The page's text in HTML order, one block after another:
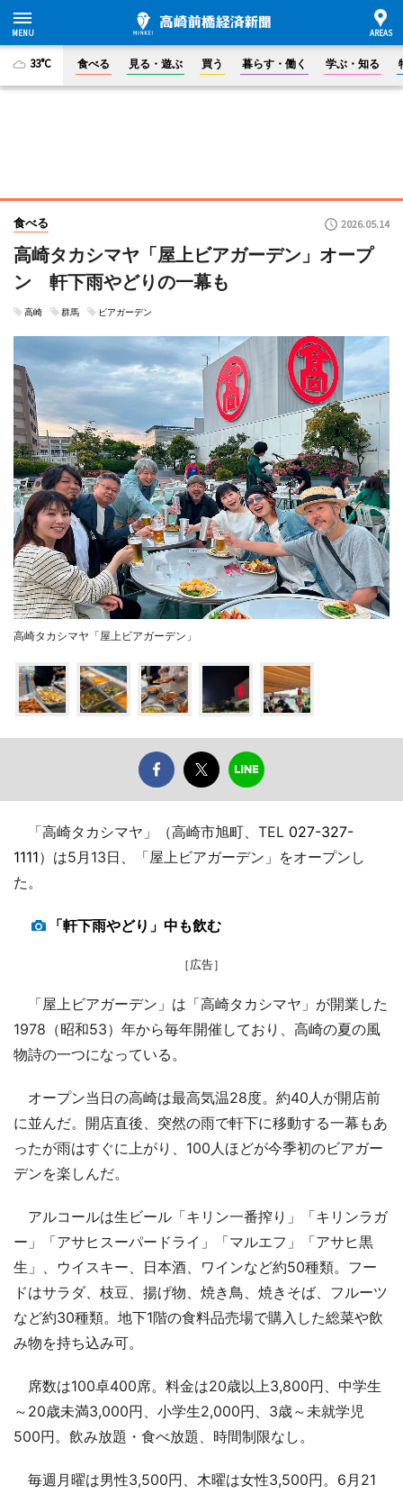
33°C 食べる 見る・遊ぶ 買う 暮らす・働く 学ぶ・知る
食べる 2026.05.14
高崎タカシマヤ「屋上ビアガーデン」オープ
ン 軒下雨やどりの一幕も
高崎 群馬 ビアガーデン
高崎タカシマヤ「屋上ビアガーデン」
「高崎タカシマヤ」（高崎市旭町、TEL 027-327-
1111）は5月13日、「屋上ビアガーデン」をオープンし
た。
「軒下雨やどり」中も飲む
［広告］
「屋上ビアガーデン」は「高崎タカシマヤ」が開業した
1978（昭和53）年から毎年開催しており、高崎の夏の風
物詩の一つになっている。
オープン当日の高崎は最高気温28度。約40人が開店前
に並んだ。開店直後、突然の雨で軒下に移動する一幕もあ
ったが雨はすぐに上がり、100人ほどが今季初のビアガー
デンを楽しんだ。
アルコールは生ビール「キリン一番搾り」「キリンラガ
ー」「アサヒスーパードライ」「マルエフ」「アサヒ黒
生」、ウイスキー、日本酒、ワインなど約50種類。フー
ドはサラダ、枝豆、揚げ物、焼き鳥、焼きそば、フルーツ
など約30種類。地下1階の食料品売場で購入した総菜や飲
み物を持ち込み可。
席数は100卓400席。料金は20歳以上3,800円、中学生
～20歳未満3,000円、小学生2,000円、3歳～未就学児
500円。飲み放題・食べ放題、時間制限なし。
毎週月曜は男性3,500円、木曜は女性3,500円。6月21